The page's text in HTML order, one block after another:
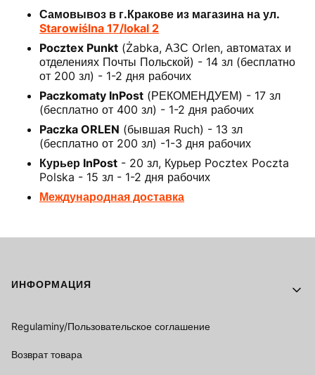
Самовывоз в г.Кракове из магазина на ул.
Starowiślna 17/lokal 2
Pocztex Punkt (Żabka, АЗС Orlen, автоматах и
отделениях Почты Польской) - 14 зл (бесплатно
от 200 зл) - 1-2 дня рабочих
Paczkomaty InPost (РЕКОМЕНДУЕМ) - 17 зл
(бесплатно от 400 зл) - 1-2 дня рабочих
Paczka ORLEN (бывшая Ruch) - 13 зл
(бесплатно от 200 зл) -1-3 дня рабочих
Курьер InPost - 20 зл, Курьер Pocztex Poczta
Polska - 15 зл - 1-2 дня рабочих
Международная доставка
Footer menu
ИНФОРМАЦИЯ
Regulaminy/Пользовательское соглашение
Возврат товара